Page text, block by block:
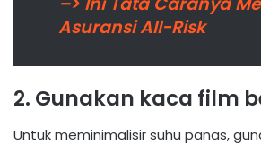
Asuransi All-Risk
2. Gunakan kaca film
Untuk meminimalisir suhu panas,